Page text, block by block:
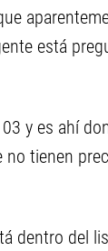
está
y es ahí
no tienen
dentro del